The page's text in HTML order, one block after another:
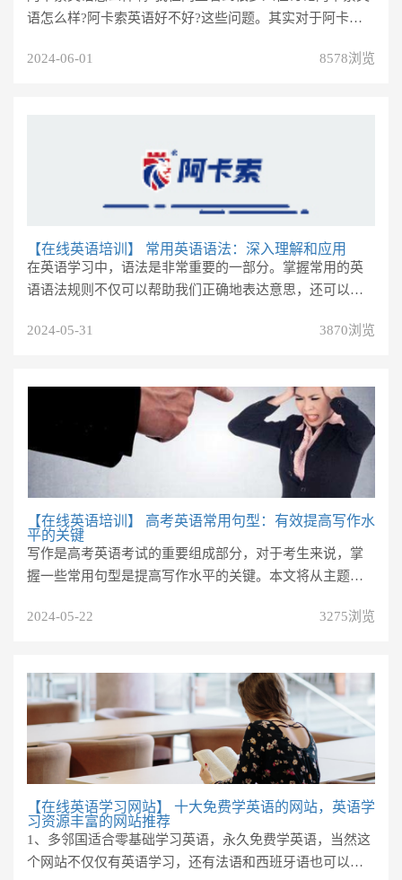
语怎么样?阿卡索英语好不好?这些问题。其实对于阿卡索
2024-06-01
8578浏览
【在线英语培训】 常用英语语法：深入理解和应用
在英语学习中，语法是非常重要的一部分。掌握常用的英
语语法规则不仅可以帮助我们正确地表达意思，还可以提
2024-05-31
3870浏览
【在线英语培训】
高考英语常用句型：有效提高写作水
平的关键
写作是高考英语考试的重要组成部分，对于考生来说，掌
握一些常用句型是提高写作水平的关键。本文将从主题
2024-05-22
3275浏览
【在线英语学习网站】
十大免费学英语的网站，英语学
习资源丰富的网站推荐
1、多邻国适合零基础学习英语，永久免费学英语，当然这
个网站不仅仅有英语学习，还有法语和西班牙语也可以学